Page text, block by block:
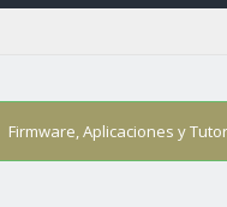
Firmware, Aplicaciones y